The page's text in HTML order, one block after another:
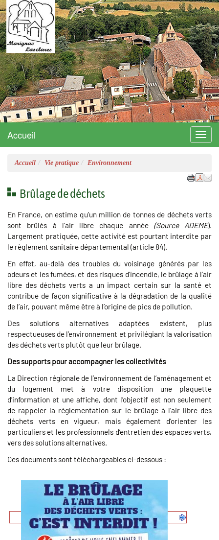
Marignac-Lasclares
Site officiel
Menu
Accueil
Accueil Vie pratique Environnement
Brûlage de déchets
En France, on estime qu’un million de tonnes de déchets verts
sont brûlés à l’air libre chaque année (Source ADEME).
Largement pratiquée, cette activité est pourtant interdite par
le règlement sanitaire départemental (article 84).
En effet, au-delà des troubles du voisinage générés par les
odeurs et les fumées, et des risques d’incendie, le brûlage à l’air
libre des déchets verts a un impact certain sur la santé et
contribue de façon significative à la dégradation de la qualité
de l’air, pouvant même être à l’origine de pics de pollution.
Des solutions alternatives adaptées existent, plus
respectueuses de l’environnement et privilégiant la valorisation
des déchets verts plutôt que leur brûlage.
Des supports pour accompagner les collectivités
La Direction régionale de l’environnement de l’aménagement et
du logement met à votre disposition une plaquette
d’information et une affiche, dont l’objectif est non seulement
de rappeler la réglementation sur le brûlage à l’air libre des
déchets verts en vigueur, mais également d’orienter les
particuliers et les professionnels d’entretien des espaces verts,
vers des solutions alternatives.
Ces documents sont téléchargeables ci-dessous :